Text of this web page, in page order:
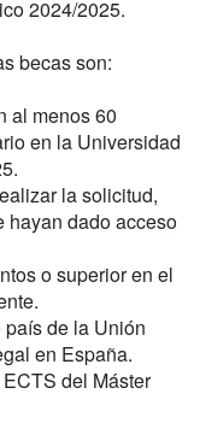
2024/2025.
becas son:
al menos 60
en la Universidad
la solicitud,
hayan dado acceso
o superior en el
país de la Unión
en España.
del Máster